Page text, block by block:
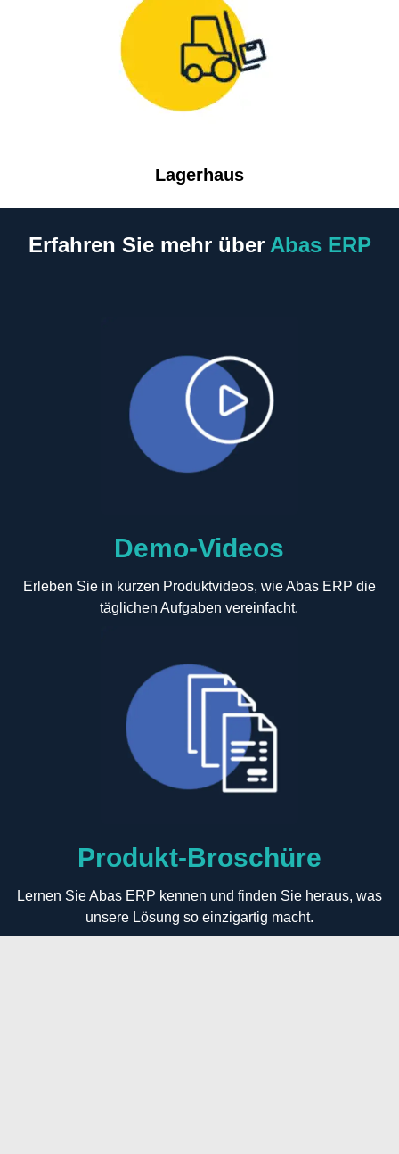
Lagerhaus
Erfahren Sie mehr über Abas ERP
Demo-Videos
Erleben Sie in kurzen Produktvideos, wie Abas ERP die
täglichen Aufgaben vereinfacht.
Produkt-Broschüre
Lernen Sie Abas ERP kennen und finden Sie heraus, was
unsere Lösung so einzigartig macht.